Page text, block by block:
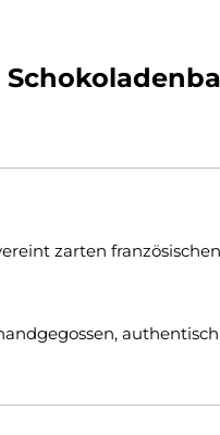
zarten französischen